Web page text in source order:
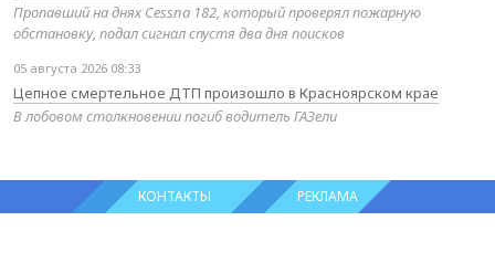
Пропавший на днях Cessna 182, который проверял пожарную
обстановку, подал сигнал спустя два дня поисков
05 августа 2026 08:33
Цепное смертельное ДТП произошло в Красноярском крае
В лобовом столкновении погиб водитель ГАЗели
КОНТАКТЫ РЕКЛАМА